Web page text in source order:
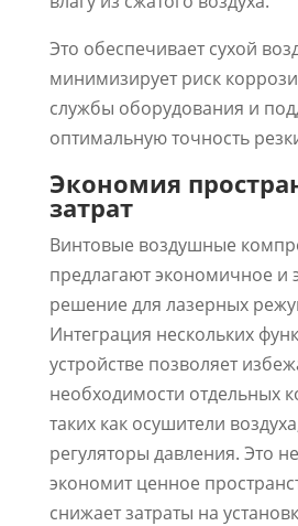
Это обеспечивает сухой
минимизирует риск
службы оборудования и
оптимальную точность
Экономия
затрат
Винтовые воздушные
предлагают экономичное и
решение для лазерных
Интеграция нескольких
устройстве позволяет
необходимости отдельных
таких как осушители
регуляторы давления. Это
экономит ценное
снижает затраты на